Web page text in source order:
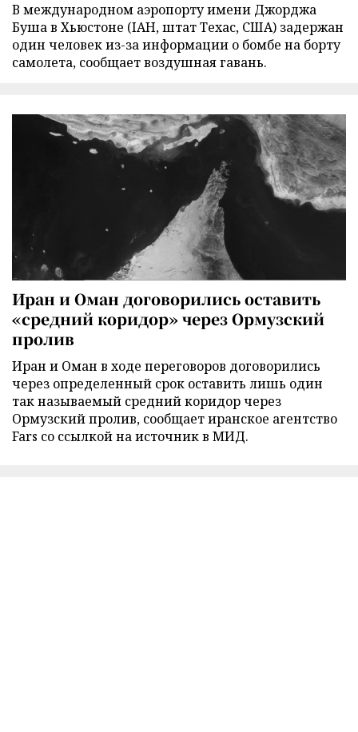
В международном аэропорту имени Джорджа
Буша в Хьюстоне (IAH, штат Техас, США) задержан
один человек из-за информации о бомбе на борту
самолета, сообщает воздушная гавань.
Иран и Оман договорились оставить
«средний коридор» через Ормузский
пролив
Иран и Оман в ходе переговоров договорились
через определенный срок оставить лишь один
так называемый средний коридор через
Ормузский пролив, сообщает иранское агентство
Fars со ссылкой на источник в МИД.